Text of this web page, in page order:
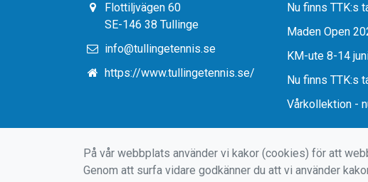
Flottiljvägen 60
SE-146 38 Tullinge
info@tullingetennis.se
https://www.tullingetennis.se/
Nu finns TTK:s
Maden Open
KM-ute 8-14
Nu finns TTK:s
Vårkollektion -
På vår webbplats använder vi kakor (cookies) för att
Genom att surfa vidare godkänner du att vi använder